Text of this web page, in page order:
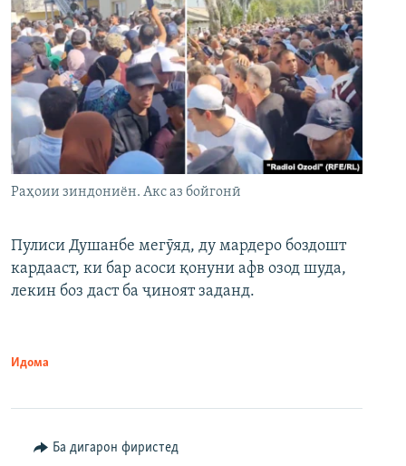
Раҳоии зиндониён. Акс аз бойгонӣ
Пулиси Душанбе мегӯяд, ду мардеро боздошт
кардааст, ки бар асоси қонуни афв озод шуда,
лекин боз даст ба ҷиноят заданд.
Идома
Ба дигарон фиристед